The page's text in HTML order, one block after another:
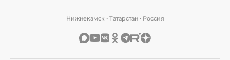
Нижнекамск • Татарстан • Россия